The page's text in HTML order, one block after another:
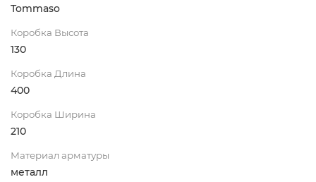
Tommaso
Коробка Высота
130
Коробка Длина
400
Коробка Ширина
210
Материал арматуры
металл